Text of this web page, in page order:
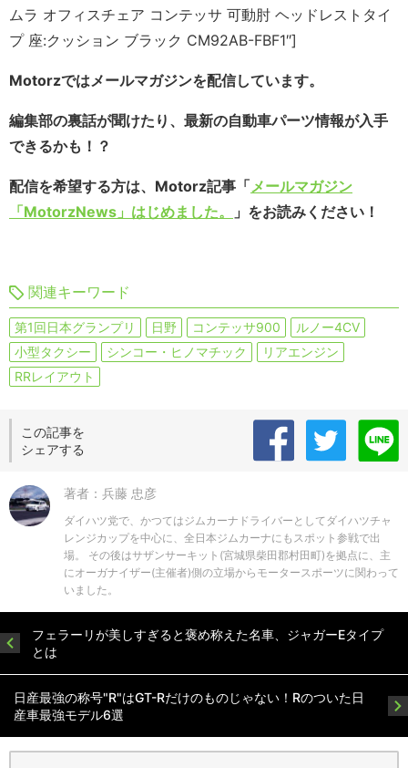
ムラ オフィスチェア コンテッサ 可動肘 ヘッドレストタイ
プ 座:クッション ブラック CM92AB-FBF1″]
Motorzではメールマガジンを配信しています。
編集部の裏話が聞けたり、最新の自動車パーツ情報が入手
できるかも！？
配信を希望する方は、Motorz記事「メールマガジン
「MotorzNews」はじめました。
」をお読みください！
関連キーワード
第1回日本グランプリ 日野 コンテッサ900
ルノー4CV
小型タクシー
シンコー・ヒノマチック
リアエンジン
RRレイアウト
この記事を
シェアする
著者：兵藤 忠彦
ダイハツ党で、かつてはジムカーナドライバーとしてダイハツチャ
レンジカップを中心に、全日本ジムカーナにもスポット参戦で出
場。 その後はサザンサーキット(宮城県柴田郡村田町)を拠点に、主
にオーガナイザー(主催者)側の立場からモータースポーツに関わって
いました。
フェラーリが美しすぎると褒め称えた名車、ジャガーEタイプ
とは
日産最強の称号"R"はGT-Rだけのものじゃない！Rのついた日
産車最強モデル6選